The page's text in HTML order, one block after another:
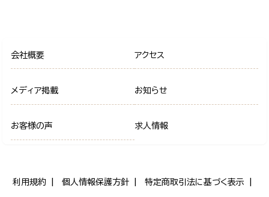
会社概要 アクセス
メディア掲載 お知らせ
お客様の声 求人情報
利用規約 個人情報保護方針 特定商取引法に基づく表示